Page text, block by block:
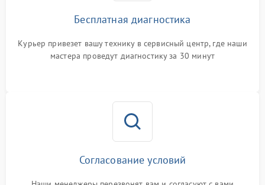
Бесплатная диагностика
Курьер привезет вашу технику в сервисный центр, где наши
мастера проведут диагностику за 30 минут
Согласование условий